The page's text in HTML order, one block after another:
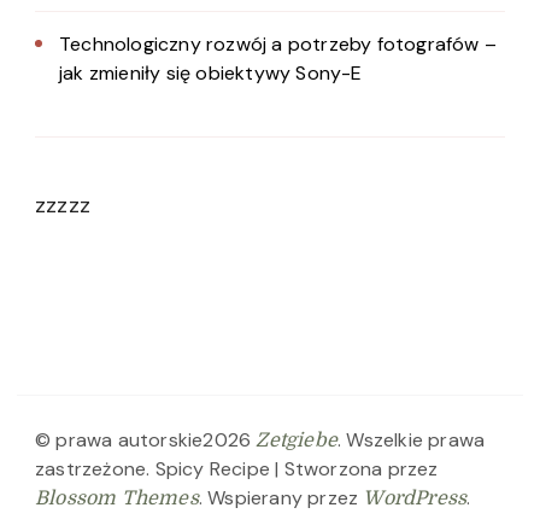
Technologiczny rozwój a potrzeby fotografów –
jak zmieniły się obiektywy Sony-E
zzzzz
© prawa autorskie2026Zetgiebe. Wszelkie prawa
zastrzeżone. Spicy Recipe | Stworzona przez
Blossom Themes. Wspierany przez WordPress.